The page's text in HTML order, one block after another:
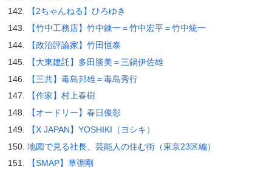
【2ちゃんねる】ひろゆき
【竹中工務店】竹中錬一＝竹中宏平＝竹中統一
【政治評論家】竹田恒泰
【大東建託】多田勝美＝三鍋伊佐雄
【三共】毒島邦雄＝毒島秀行
【作家】村上春樹
【オードリー】春日俊彰
【X JAPAN】YOSHIKI（ヨシキ）
地図で見る社長、芸能人の住む街（東京23区編）
【SMAP】草彅剛